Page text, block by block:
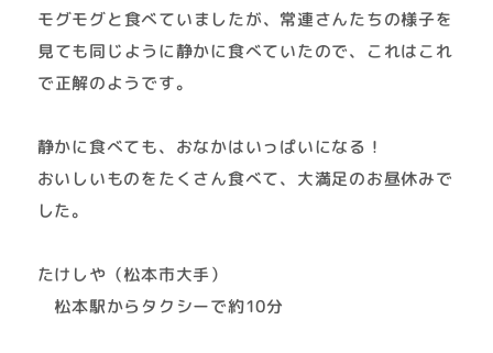
モグモグと食べていましたが、常連さんたちの様子を
見ても同じように静かに食べていたので、これはこれ
で正解のようです。
静かに食べても、おなかはいっぱいになる！
おいしいものをたくさん食べて、大満足のお昼休みで
した。
たけしや（松本市大手）
松本駅からタクシーで約10分